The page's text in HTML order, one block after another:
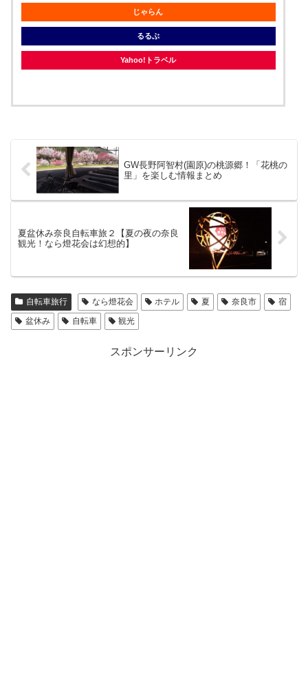
じゃらん
るるぶ
Yahoo!トラベル
GW長野阿智村(園原)の桃源郷！「花桃の
里」を楽しむ情報まとめ
夏盆休み奈良自転車旅２【夏の夜の奈良
観光！なら燈花会は幻想的】
自転車旅行 なら燈花会 ホテル 夏 奈良市
宿
盆休み
自転車 観光
スポンサーリンク